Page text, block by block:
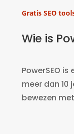
Gratis SEO
Wie is
PowerSEO is
meer dan 10
bewezen